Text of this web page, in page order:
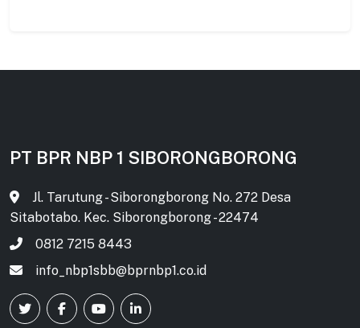
PT BPR NBP 1 SIBORONGBORONG
Jl. Tarutung - Siborongborong No. 272 Desa
Sitabotabo. Kec. Siborongborong - 22474
0812 7215 8443
info_nbp1sbb@bprnbp1.co.id